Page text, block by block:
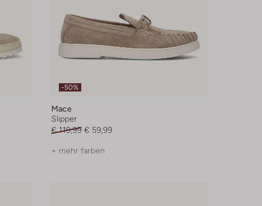
-50%
Mace
Slipper
€ 119,99 € 59,99
+ mehr farben